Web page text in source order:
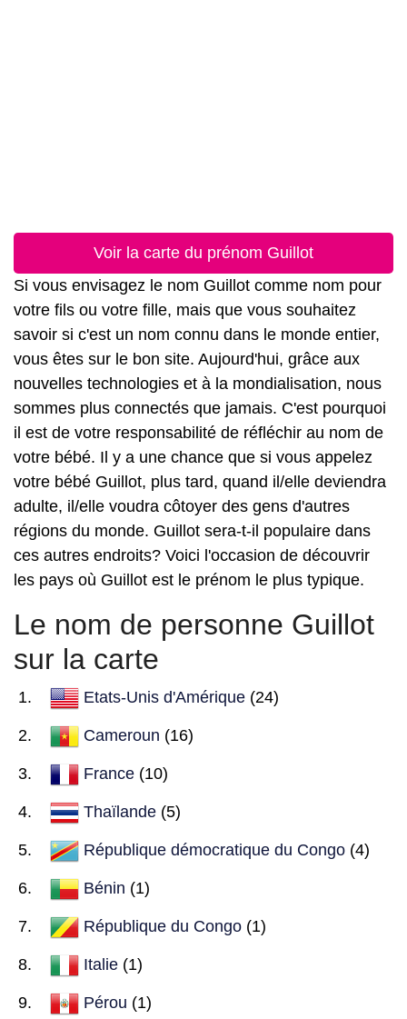
Voir la carte du prénom Guillot
Si vous envisagez le nom Guillot comme nom pour
votre fils ou votre fille, mais que vous souhaitez
savoir si c'est un nom connu dans le monde entier,
vous êtes sur le bon site. Aujourd'hui, grâce aux
nouvelles technologies et à la mondialisation, nous
sommes plus connectés que jamais. C'est pourquoi
il est de votre responsabilité de réfléchir au nom de
votre bébé. Il y a une chance que si vous appelez
votre bébé Guillot, plus tard, quand il/elle deviendra
adulte, il/elle voudra côtoyer des gens d'autres
régions du monde. Guillot sera-t-il populaire dans
ces autres endroits? Voici l'occasion de découvrir
les pays où Guillot est le prénom le plus typique.
Le nom de personne Guillot
sur la carte
Etats-Unis d'Amérique (24)
Cameroun (16)
France (10)
Thaïlande (5)
République démocratique du Congo (4)
Bénin (1)
République du Congo (1)
Italie (1)
Pérou (1)